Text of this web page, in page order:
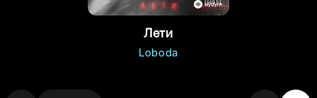
Лети
Loboda